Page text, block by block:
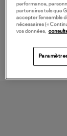
480,00 €
JEROME
Sac Bobi S Cuir
Champagne
performance,
partenaires tels que
accepter l’ensemble
nécessaires («
vos données,